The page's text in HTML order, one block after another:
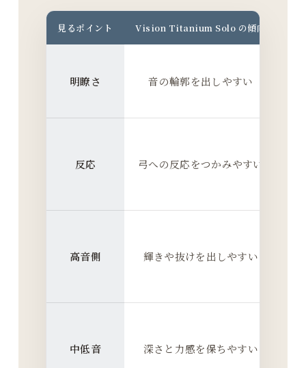
見るポイント Vision Titanium Solo の傾向
明瞭さ 音の輪郭を出しやすい
反応 弓への反応をつかみやすい
高音側 輝きや抜けを出しやすい
中低音 深さと力感を保ちやすい